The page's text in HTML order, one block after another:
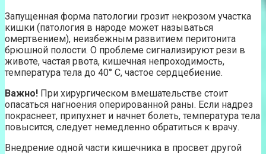
Запущенная форма патологии грозит некрозом участка
кишки (патология в народе может называться
омертвением), неизбежным развитием перитонита
брюшной полости. О проблеме сигнализируют рези в
животе, частая рвота, кишечная непроходимость,
температура тела до 40° С, частое сердцебиение.
Важно! При хирургическом вмешательстве стоит
опасаться нагноения оперированной раны. Если надрез
покраснеет, припухнет и начнет болеть, температура тела
повысится, следует немедленно обратиться к врачу.
Внедрение одной части кишечника в просвет другой